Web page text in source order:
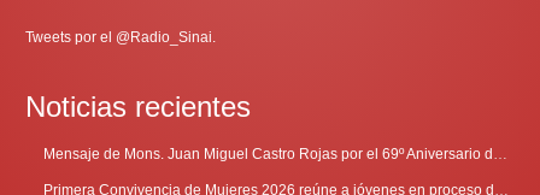
Tweets por el @Radio_Sinai.
Noticias recientes